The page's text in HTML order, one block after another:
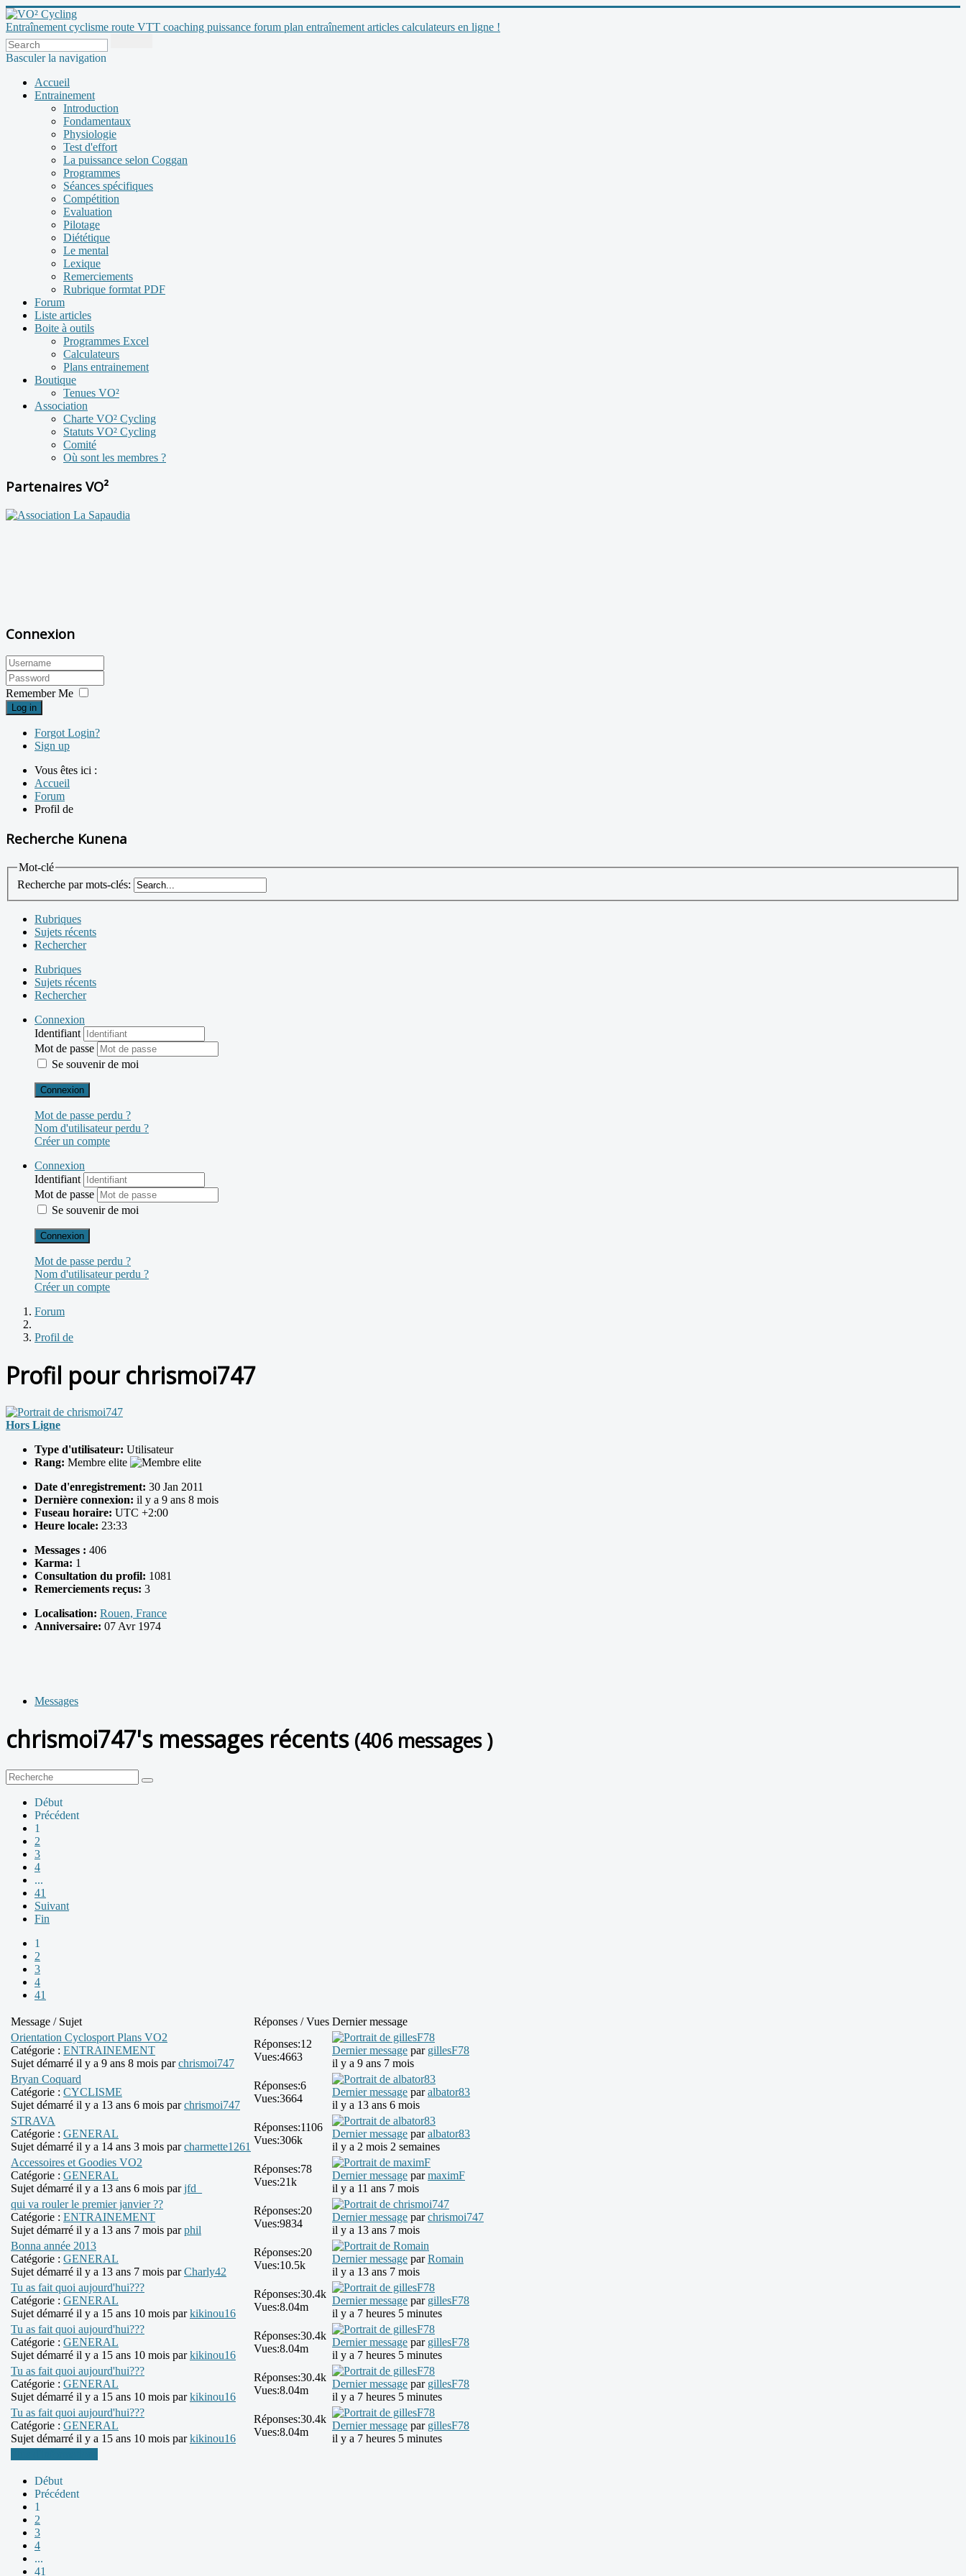
Entraînement cyclisme route VTT coaching puissance forum plan entraînement articles calculateurs en ligne !
Basculer la navigation
Accueil
Entrainement
Introduction
Fondamentaux
Physiologie
Test d'effort
La puissance selon Coggan
Programmes
Séances spécifiques
Compétition
Evaluation
Pilotage
Diététique
Le mental
Lexique
Remerciements
Rubrique formtat PDF
Forum
Liste articles
Boite à outils
Programmes Excel
Calculateurs
Plans entrainement
Boutique
Tenues VO²
Association
Charte VO² Cycling
Statuts VO² Cycling
Comité
Où sont les membres ?
Partenaires VO²
Connexion
Remember Me
Log in
Forgot Login?
Sign up
Vous êtes ici :
Accueil
Forum
Profil de
Recherche Kunena
Mot-clé
Recherche par mots-clés:
Rubriques
Sujets récents
Rechercher
Rubriques
Sujets récents
Rechercher
Connexion
Identifiant
Mot de passe
Se souvenir de moi
Connexion
Mot de passe perdu ?
Nom d'utilisateur perdu ?
Créer un compte
Connexion
Identifiant
Mot de passe
Se souvenir de moi
Connexion
Mot de passe perdu ?
Nom d'utilisateur perdu ?
Créer un compte
Forum
Profil de
Profil pour chrismoi747
Hors Ligne
Type d'utilisateur: Utilisateur
Rang: Membre elite
Date d'enregistrement: 30 Jan 2011
Dernière connexion: il y a 9 ans 8 mois
Fuseau horaire: UTC +2:00
Heure locale: 23:33
Messages : 406
Karma: 1
Consultation du profil: 1081
Remerciements reçus: 3
Localisation: Rouen, France
Anniversaire: 07 Avr 1974
Messages
chrismoi747's messages récents (406 messages )
Début
Précédent
1
2
3
4
...
41
Suivant
Fin
1
2
3
4
41
Message / Sujet Réponses / Vues Dernier message
Orientation Cyclosport Plans VO2
Catégorie : ENTRAINEMENT
Sujet démarré il y a 9 ans 8 mois parchrismoi747
Réponses:12
Vues:4663
Dernier message par gillesF78
il y a 9 ans 7 mois
Bryan Coquard
Catégorie : CYCLISME
Sujet démarré il y a 13 ans 6 mois parchrismoi747
Réponses:6
Vues:3664
Dernier message paralbator83
il y a 13 ans 6 mois
STRAVA
Catégorie : GENERAL
Sujet démarré il y a 14 ans 3 mois parcharmette1261
Réponses:1106
Vues:306k
Dernier message paralbator83
il y a 2 mois 2 semaines
Accessoires et Goodies VO2
Catégorie : GENERAL
Sujet démarré il y a 13 ans 6 mois parjfd_
Réponses:78
Vues:21k
Dernier message parmaximF
il y a 11 ans 7 mois
qui va rouler le premier janvier ??
Catégorie : ENTRAINEMENT
Sujet démarré il y a 13 ans 7 mois parphil
Réponses:20
Vues:9834
Dernier message parchrismoi747
il y a 13 ans 7 mois
Bonna année 2013
Catégorie : GENERAL
Sujet démarré il y a 13 ans 7 mois parCharly42
Réponses:20
Vues:10.5k
Dernier message parRomain
il y a 13 ans 7 mois
Tu as fait quoi aujourd'hui???
Catégorie : GENERAL
Sujet démarré il y a 15 ans 10 mois parkikinou16
Réponses:30.4k
Vues:8.04m
Dernier message par gillesF78
il y a 7 heures 5 minutes
Tu as fait quoi aujourd'hui???
Catégorie : GENERAL
Sujet démarré il y a 15 ans 10 mois parkikinou16
Réponses:30.4k
Vues:8.04m
Dernier message par gillesF78
il y a 7 heures 5 minutes
Tu as fait quoi aujourd'hui???
Catégorie : GENERAL
Sujet démarré il y a 15 ans 10 mois parkikinou16
Réponses:30.4k
Vues:8.04m
Dernier message par gillesF78
il y a 7 heures 5 minutes
Tu as fait quoi aujourd'hui???
Catégorie : GENERAL
Sujet démarré il y a 15 ans 10 mois parkikinou16
Réponses:30.4k
Vues:8.04m
Dernier message par gillesF78
il y a 7 heures 5 minutes
Début
Précédent
1
2
3
4
...
41